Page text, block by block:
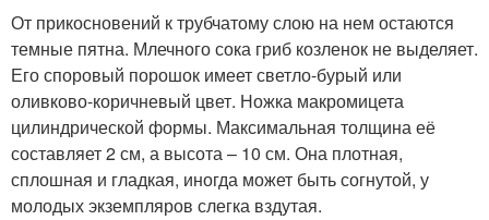
От прикосновений к трубчатому слою на нем остаются
темные пятна. Млечного сока гриб козленок не выделяет.
Его споровый порошок имеет светло-бурый или
оливково-коричневый цвет. Ножка макромицета
цилиндрической формы. Максимальная толщина её
составляет 2 см, а высота – 10 см. Она плотная,
сплошная и гладкая, иногда может быть согнутой, у
молодых экземпляров слегка вздутая.